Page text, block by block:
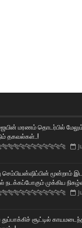
மரணம் தொடர்பில்
தகவல்கள்..!
செம்பியன்ஷிப்பின் மூன்றாம் இட
நடக்கப்போகும் முக்கிய
சூட்டில்